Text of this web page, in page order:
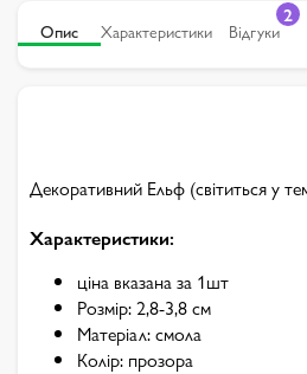
Опис Характеристики Відгуки
2
Декоративний Ельф (світиться у
Характеристики:
ціна вказана за 1шт
Розмір: 2,8-3,8 см
Матеріал: смола
Колір: прозора